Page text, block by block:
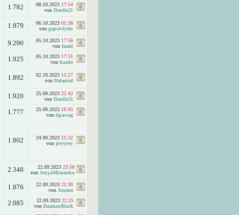
1.782 08.10.2023 17:54
von Danile21
1.979 06.10.2023 01:38
von gapsiviydu
9.290 05.10.2023 17:56
von famii
1.925 05.10.2023 17:51
von hazdo
1.892 02.10.2023 15:27
von Dalanial
1.920 25.09.2023 22:42
von Danile21
1.777 25.09.2023 16:05
von dpawag
1.802 24.09.2023 21:32
von jerryroy
2.348 22.09.2023 23:58
von JenyaMirnenko
1.876 22.09.2023 22:30
von Asuma
2.085 22.09.2023 22:25
von DamianBlack